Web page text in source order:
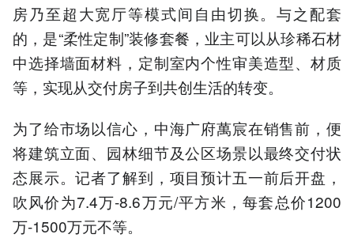
房乃至超大宽厅等模式间自由切换。与之配套
的，是“柔性定制”装修套餐，业主可以从珍稀石材
中选择墙面材料，定制室内个性审美造型、材质
等，实现从交付房子到共创生活的转变。
为了给市场以信心，中海广府萬宸在销售前，便
将建筑立面、园林细节及公区场景以最终交付状
态展示。记者了解到，项目预计五一前后开盘，
吹风价为7.4万-8.6万元/平方米，每套总价1200
万-1500万元不等。